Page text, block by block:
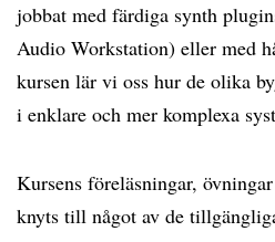
jobbat med färdiga synth
Audio Workstation) eller med
kursen lär vi oss hur de olika
i enklare och mer komplexa
Kursens föreläsningar,
knyts till något av de